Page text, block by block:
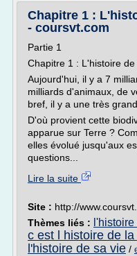
Chapitre 1 :
- coursvt.com
Partie 1
Chapitre 1 : L'histoire
Aujourd'hui, il y a 7
milliards d'animaux, de
bref, il y a une très
D'où provient cette
apparue sur Terre ?
elles évolué jusqu'aux
questions...
Lire la suite
Site : http://
Thèmes liés :
c est l histoire de la
l'histoire de sa vie /